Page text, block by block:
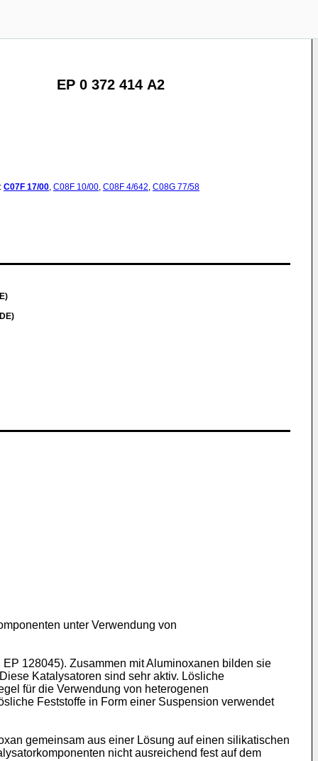
EP 0 372 414 A2
: C07F 17/00, C08F 10/00, C08F 4/642, C08G 77/58
unter Verwendung von
128045). Zusammen mit Aluminoxanen bilden sie
Katalysatoren sind sehr aktiv. Lösliche
für die Verwendung von heterogenen
Feststoffe in Form einer Suspension verwendet
gemeinsam aus einer Lösung auf einen silikatischen
nicht ausreichend fest auf dem